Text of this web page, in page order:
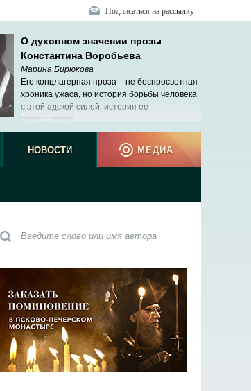
Подписаться на рассылку
О духовном значении прозы
Константина Воробьева
Марина Бирюкова
Его концлагерная проза – не беспросветная
хроника ужаса, но история борьбы человека
с этой адской силой, история ее
преодоления.
НОВОСТИ МЕДИА